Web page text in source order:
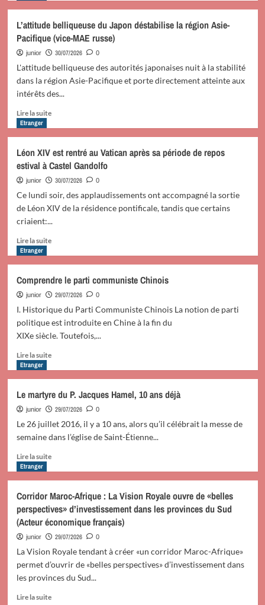
La
Chine
s’oppose
fermement
ce
que
Unis
à
outrance
la
de
sécurité
parole)
L’attitude belliqueuse du Japon déstabilise la région Asie-
Pacifique (vice-MAE russe)
junior 30/07/2026 0
L'attitude belliqueuse des autorités japonaises nuit à la stabilité
dans la région Asie-Pacifique et porte directement atteinte aux
intérêts des...
Lire la suiteEn
L’attitude
belliqueuse
du
Japon
déstabilise
la
région
(vice-
russe)
Etranger
Léon XIV est rentré au Vatican après sa période de repos
estival à Castel Gandolfo
junior 30/07/2026 0
Ce lundi soir, des applaudissements ont accompagné la sortie
de Léon XIV de la résidence pontificale, tandis que certains
criaient:...
Lire la suiteEn
Léon
XIV
est
rentré
Vatican
repos
estival
à
Gandolfo
Etranger
Comprendre le parti communiste Chinois
junior 29/07/2026 0
I. Historique du Parti Communiste Chinois La notion de parti
politique est introduite en Chine à la fin du
XIXe siècle. Toutefois,...
Lire la suiteEn
Comprendre
le
parti
communiste
Etranger
Le martyre du P. Jacques Hamel, 10 ans déjà
junior 29/07/2026 0
Le 26 juillet 2016, il y a 10 ans, alors qu’il célébrait la messe de
semaine dans l’église de Saint-Étienne...
Lire la suiteEn
Le
martyre
du
P.
Hamel,
10
ans
Etranger
Corridor Maroc-Afrique : La Vision Royale ouvre de «belles
perspectives» d’investissement dans les provinces du Sud
(Acteur économique français)
junior 29/07/2026 0
La Vision Royale tendant à créer «un corridor Maroc-Afrique»
permet d’ouvrir de «belles perspectives» d’investissement dans
les provinces du Sud...
Lire la suiteEn